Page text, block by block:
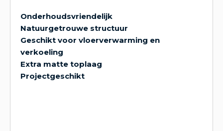
Onderhoudsvriendelijk
Natuurgetrouwe structuur
Geschikt voor vloerverwarming en
verkoeling
Extra matte toplaag
Projectgeschikt